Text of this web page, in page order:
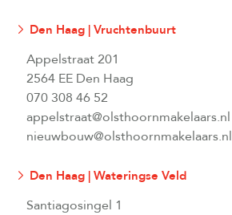
Den Haag | Vruchtenbuurt
Appelstraat 201
2564 EE Den Haag
070 308 46 52
appelstraat@olsthoornmakelaars.nl
nieuwbouw@olsthoornmakelaars.nl
Den Haag | Wateringse Veld
Santiagosingel 1